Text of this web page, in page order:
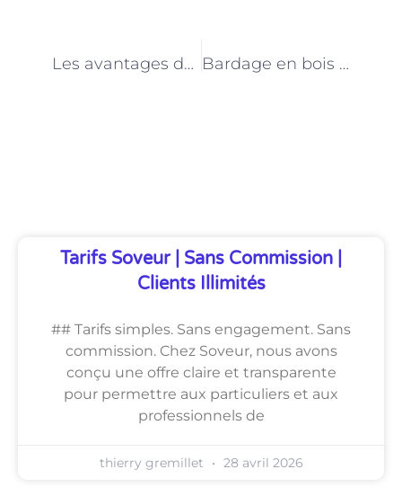
Les avantages des services de coiffure à domicile pour les personnes âgées Bardage en bois : techniques de pose sur les façades
Tarifs Soveur | Sans Commission |
Clients Illimités
## Tarifs simples. Sans engagement. Sans
commission. Chez Soveur, nous avons
conçu une offre claire et transparente
pour permettre aux particuliers et aux
professionnels de
thierry gremillet 28 avril 2026